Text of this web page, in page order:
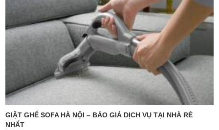
GIẶT GHẾ SOFA HÀ NỘI – BÁO GIÁ DỊCH VỤ TẠI NHÀ RẺ
NHẤT